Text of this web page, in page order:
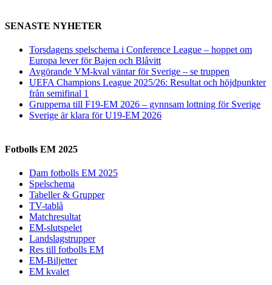
SENASTE NYHETER
Torsdagens spelschema i Conference League – hoppet om
Europa lever för Bajen och Blåvitt
Avgörande VM-kval väntar för Sverige – se truppen
UEFA Champions League 2025/26: Resultat och höjdpunkter
från semifinal 1
Grupperna till F19-EM 2026 – gynnsam lottning för Sverige
Sverige är klara för U19-EM 2026
Fotbolls EM 2025
Dam fotbolls EM 2025
Spelschema
Tabeller & Grupper
TV-tablå
Matchresultat
EM-slutspelet
Landslagstrupper
Res till fotbolls EM
EM-Biljetter
EM kvalet